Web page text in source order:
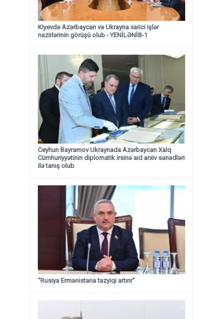
Kiyevdə Azərbaycan və Ukrayna xarici işlər
nazirlərinin görüşü olub - YENİLƏNİB-1
Ceyhun Bayramov Ukraynada Azərbaycan Xalq
Cümhuriyyətinin diplomatik irsinə aid arxiv sənədləri
ilə tanış olub
“Rusiya Ermənistana təzyiqi artırır”